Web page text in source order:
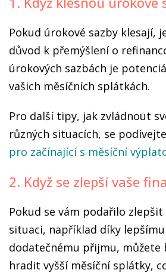
Pokud úrokové sazby klesají,
důvod k přemýšlení o
úrokových sazbách je
vašich měsíčních splátkách.
Pro další tipy, jak zvládnout
různých situacích, se
pro začínající s měsíční
2. Když se zlepší vaše
Pokud se vám podařilo
situaci, například díky
dodatečnému přijmu, můžete
hradit vyšší měsíční splátky,